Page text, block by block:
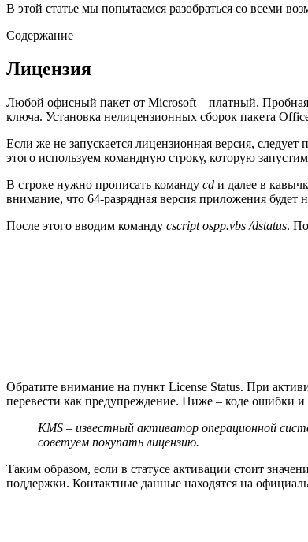
В этой статье мы попытаемся разобраться со всеми
Содержание
Лицензия
Любой офисный пакет от Microsoft – платный. Пробная
ключа. Установка нелицензионных сборок пакета
Если же не запускается лицензионная версия,
этого используем командную строку, которую
В строке нужно прописать команду cd и далее в
внимание, что 64-разрядная версия приложения будет
После этого вводим команду cscript ospp.vbs /dstatus.
Обратите внимание на пункт License Status. При
перевести как предупреждение. Ниже – коде
KMS – известный активатор операционной
советуем покупать лицензию.
Таким образом, если в статусе активации стоит
поддержки. Контактные данные находятся на